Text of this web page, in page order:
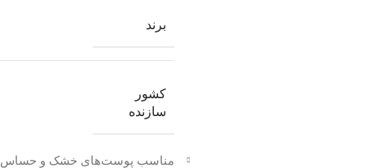
برند
کشور
سازنده
مناسب پوست‌های خشک و حساس